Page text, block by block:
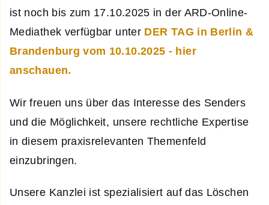
ist noch bis zum 17.10.2025 in der ARD-Online-
Mediathek verfügbar unter DER TAG in Berlin &
Brandenburg vom 10.10.2025 - hier
anschauen.
Wir freuen uns über das Interesse des Senders
und die Möglichkeit, unsere rechtliche Expertise
in diesem praxisrelevanten Themenfeld
einzubringen.
Unsere Kanzlei ist spezialisiert auf das Löschen